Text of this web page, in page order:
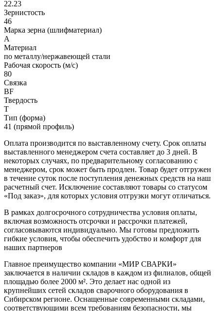
22.23
Зернистость
46
Марка зерна (шлифматериал)
A
Материал
по металлу/нержавеющей стали
Рабочая скорость (м/с)
80
Связка
BF
Твердость
T
Тип (форма)
41 (прямой профиль)
Оплата производится по выставленному счету. Срок оплаты
выставленного менеджером счета составляет до 3 дней. В
некоторых случаях, по предварительному согласованию с
менеджером, срок может быть продлен. Товар будет отгружен
в течение суток после поступления денежных средств на наш
расчетный счет. Исключение составляют товары со статусом
«Под заказ», для которых условия отгрузки могут отличаться.
В рамках долгосрочного сотрудничества условия оплаты,
включая возможность отсрочки и рассрочки платежей,
согласовываются индивидуально. Мы готовы предложить
гибкие условия, чтобы обеспечить удобство и комфорт для
наших партнеров
Главное преимущество компании «МИР СВАРКИ»
заключается в наличии складов в каждом из филиалов, общей
площадью более 2000 м². Это делает нас одной из
крупнейших сетей складов сварочного оборудования в
Сибирском регионе. Оснащенные современными складами,
соответствующими всем требованиям безопасности, мы